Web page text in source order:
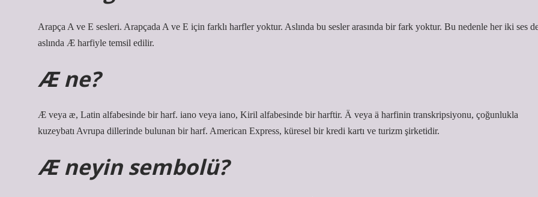
Arapça A ve E sesleri. Arapçada A ve E için farklı harfler yoktur. Aslında bu sesler arasında bir fark yoktur. Bu nedenle her iki ses
aslında Æ harfiyle temsil edilir.
Æ ne?
Æ veya æ, Latin alfabesinde bir harf. iano veya iano, Kiril alfabesinde bir harftir. Ä veya ä harfinin transkripsiyonu, çoğunlukla
kuzeybatı Avrupa dillerinde bulunan bir harf. American Express, küresel bir kredi kartı ve turizm şirketidir.
Æ neyin sembolü?